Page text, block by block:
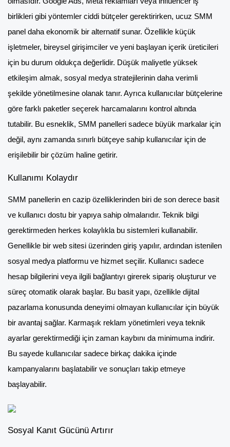
birlikleri gibi yöntemler ciddi bütçeler gerektirirken, ucuz SMM
panel daha ekonomik bir alternatif sunar. Özellikle küçük
işletmeler, bireysel girişimciler ve yeni başlayan içerik üreticileri
için bu durum oldukça değerlidir. Düşük maliyetle yüksek
etkileşim almak, sosyal medya stratejilerinin daha verimli
şekilde yönetilmesine olanak tanır. Ayrıca kullanıcılar bütçelerine
göre farklı paketler seçerek harcamalarını kontrol altında
tutabilir. Bu esneklik, SMM panelleri sadece büyük markalar için
değil, aynı zamanda sınırlı bütçeye sahip kullanıcılar için de
erişilebilir bir çözüm haline getirir.
Kullanımı Kolaydır
SMM panellerin en cazip özelliklerinden biri de son derece basit
ve kullanıcı dostu bir yapıya sahip olmalarıdır. Teknik bilgi
gerektirmeden herkes kolaylıkla bu sistemleri kullanabilir.
Genellikle bir web sitesi üzerinden giriş yapılır, ardından istenilen
sosyal medya platformu ve hizmet seçilir. Kullanıcı sadece
hesap bilgilerini veya ilgili bağlantıyı girerek sipariş oluşturur ve
süreç otomatik olarak başlar. Bu basit yapı, özellikle dijital
pazarlama konusunda deneyimi olmayan kullanıcılar için büyük
bir avantaj sağlar. Karmaşık reklam yönetimleri veya teknik
ayarlar gerektirmediği için zaman kaybını da minimuma indirir.
Bu sayede kullanıcılar sadece birkaç dakika içinde
kampanyalarını başlatabilir ve sonuçları takip etmeye
başlayabilir.
Sosyal Kanıt Gücünü Artırır